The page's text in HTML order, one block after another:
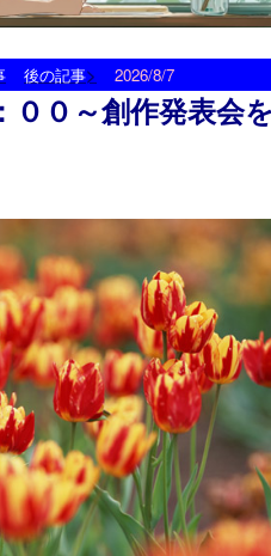
後の記事> 2026/8/7
００～創作発表会